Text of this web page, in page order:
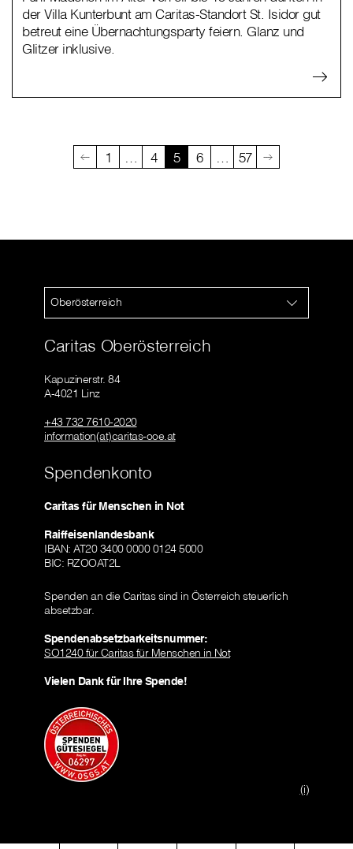
der Villa Kunterbunt am Caritas-Standort St. Isidor gut
betreut eine Übernachtungsparty feiern. Glanz und
Glitzer inklusive.
1 4 5 6 57
Oberösterreich
Caritas Oberösterreich
Kapuzinerstr. 84
A-4021 Linz
+43 732 7610-2020
information(at)caritas-ooe.at
Spendenkonto
Caritas für Menschen in Not
Raiffeisenlandesbank
IBAN: AT20 3400 0000 0124 5000
BIC: RZOOAT2L
Spenden an die Caritas sind in Österreich steuerlich
absetzbar.
Spendenabsetzbarkeitsnummer:
SO1240 für Caritas für Menschen in Not
Vielen Dank für Ihre Spende!
(i)